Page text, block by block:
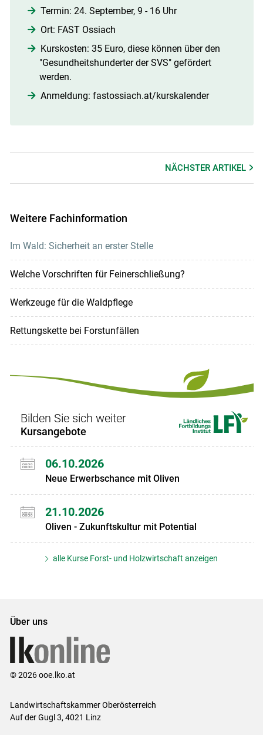
Termin: 24. September, 9 - 16 Uhr
Ort: FAST Ossiach
Kurskosten: 35 Euro, diese können über den
"Gesundheitshunderter der SVS" gefördert
werden.
Anmeldung: fastossiach.at/​kurskalender​
NÄCHSTERARTIKEL
Weitere Fachinformation
Im Wald: Sicherheit an erster Stelle
Welche Vorschriften für Feinerschließung?
Werkzeuge für die Waldpflege
Rettungskette bei Forstunfällen
Bilden Sie sich weiter
Kursangebote
06.10.2026
Neue Erwerbschance mit Oliven
21.10.2026
Oliven - Zukunftskultur mit Potential
alle Kurse Forst- und Holzwirtschaft anzeigen
Über uns
© 2026 ooe.lko.at
Landwirtschaftskammer Oberösterreich
Auf der Gugl 3, 4021 Linz